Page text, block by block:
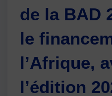
de la BAD
le
l’Afrique,
l’édition